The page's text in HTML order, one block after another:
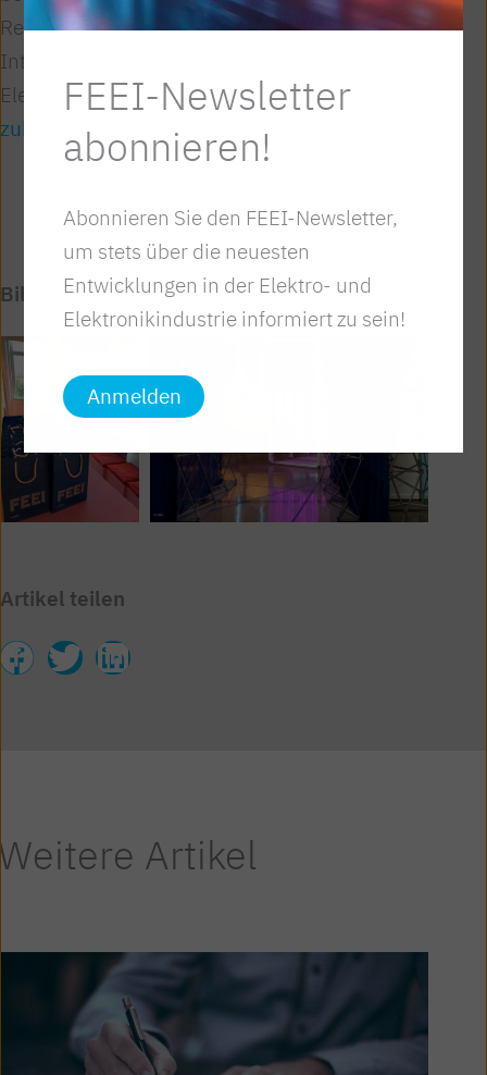
Ressourcenschonung, die Finanzwelt und das
Internet of Things. Mit einer Karriere in der
Elektrotechnik die Zukunft gestalten –
zukunftserfinderinnen.at
Bildergalerie
Artikel teilen
Artikel
FEEI-Newsletter
abonnieren!
Abonnieren Sie den FEEI-Newsletter,
um stets über die neuesten
Entwicklungen in der Elektro- und
Elektronikindustrie informiert zu sein!
Anmelden